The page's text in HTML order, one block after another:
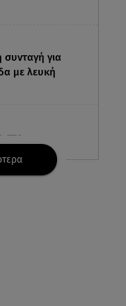
συνταγή για
με λευκή
στο
η